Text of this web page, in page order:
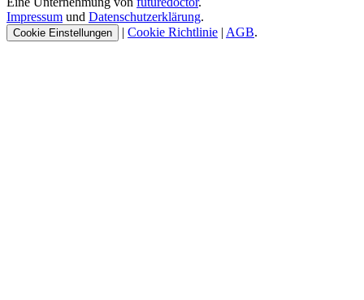
Impressum und Datenschutzerklärung.
Cookie Einstellungen | Cookie Richtlinie | AGB.